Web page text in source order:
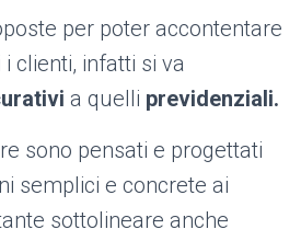
per poter accontentare
clienti, infatti si va
a quelli previdenziali.
sono pensati e progettati
semplici e concrete ai
sottolineare anche